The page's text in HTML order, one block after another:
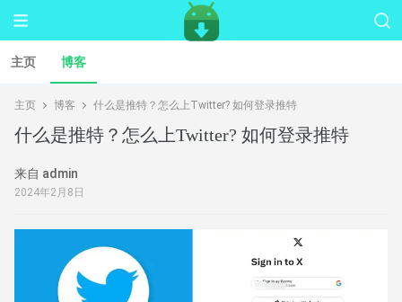
主页 博客
主页 博客 什么是推特？怎么上Twitter? 如何登录推特
什么是推特？怎么上Twitter? 如何登录推特
来自 admin
2024年2月8日